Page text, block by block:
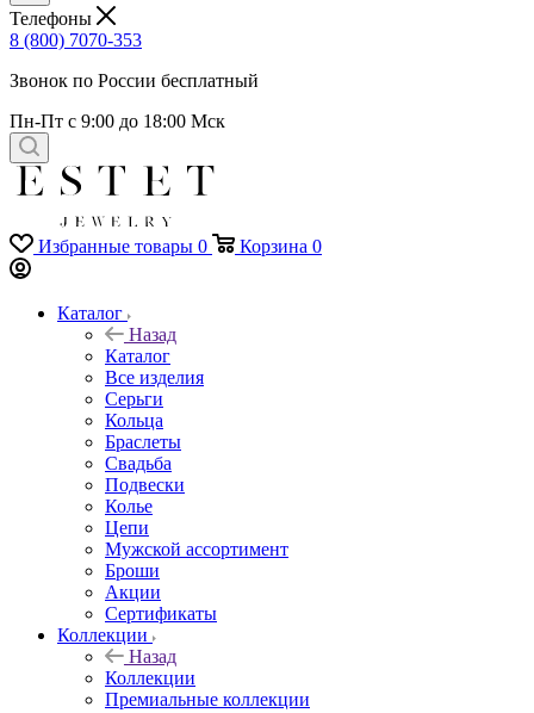
Телефоны
8 (800) 7070-353
Звонок по России бесплатный
Пн-Пт с 9:00 до 18:00 Мск
Избранные товары 0 Корзина 0
Каталог
Назад
Каталог
Все изделия
Серьги
Кольца
Браслеты
Свадьба
Подвески
Колье
Цепи
Мужской ассортимент
Броши
Акции
Сертификаты
Коллекции
Назад
Коллекции
Премиальные коллекции